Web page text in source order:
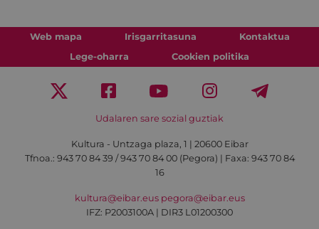
Web mapa Irisgarritasuna
Kontaktua
Lege-oharra
Cookien politika
Udalaren sare sozial guztiak
Kultura - Untzaga plaza, 1 | 20600 Eibar
Tfnoa.: 943 70 84 39 / 943 70 84 00 (Pegora) | Faxa: 943 70 84
16
kultura@eibar.eus pegora@eibar.eus
IFZ: P2003100A | DIR3 L01200300